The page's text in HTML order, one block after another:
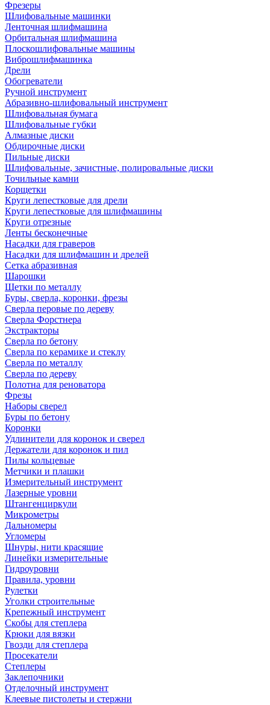
Фрезеры
Шлифовальные машинки
Ленточная шлифмашина
Орбитальная шлифмашина
Плоскошлифовальные машины
Виброшлифмашинка
Дрели
Обогреватели
Ручной инструмент
Абразивно-шлифовальный инструмент
Шлифовальная бумага
Шлифовальные губки
Алмазные диски
Обдирочные диски
Пильные диски
Шлифовальные, зачистные, полировальные диски
Точильные камни
Корщетки
Круги лепестковые для дрели
Круги лепестковые для шлифмашины
Круги отрезные
Ленты бесконечные
Насадки для граверов
Насадки для шлифмашин и дрелей
Сетка абразивная
Шарошки
Щетки по металлу
Буры, сверла, коронки, фрезы
Сверла перовые по дереву
Сверла Форстнера
Экстракторы
Сверла по бетону
Сверла по керамике и стеклу
Сверла по металлу
Сверла по дереву
Полотна для реноватора
Фрезы
Наборы сверел
Буры по бетону
Коронки
Удлинители для коронок и сверел
Держатели для коронок и пил
Пилы кольцевые
Метчики и плашки
Измерительный инструмент
Лазерные уровни
Штангенциркули
Микрометры
Дальномеры
Угломеры
Шнуры, нити красящие
Линейки измерительные
Гидроуровни
Правила, уровни
Рулетки
Уголки строительные
Крепежный инструмент
Скобы для степлера
Крюки для вязки
Гвозди для степлера
Просекатели
Степлеры
Заклепочники
Отделочный инструмент
Клеевые пистолеты и стержни